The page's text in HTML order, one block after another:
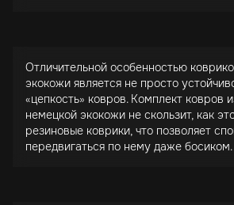
Отличительной особенностью
экокожи является не просто
«цепкость» ковров. Комплект ковров
немецкой экокожи не скользит, как
резиновые коврики, что позволяет
передвигаться по нему даже босиком.